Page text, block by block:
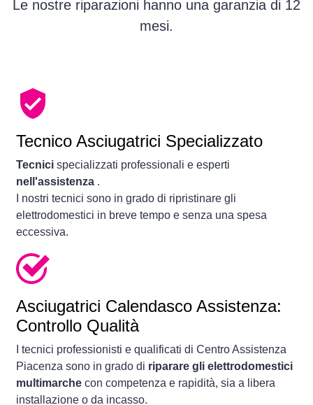
Le nostre riparazioni hanno una garanzia di 12
mesi.
Tecnico Asciugatrici Specializzato
Tecnici specializzati professionali e esperti
nell'assistenza .
I nostri tecnici sono in grado di ripristinare gli
elettrodomestici in breve tempo e senza una spesa
eccessiva.
Asciugatrici Calendasco Assistenza:
Controllo Qualità
I tecnici professionisti e qualificati di Centro Assistenza
Piacenza sono in grado di riparare gli elettrodomestici
multimarche con competenza e rapidità, sia a libera
installazione o da incasso.